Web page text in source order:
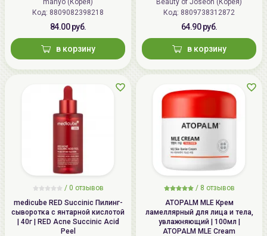
manyo (Корея)
Код: 8809082398218
84.00 руб.
в корзину
Beauty of Joseon (Корея)
Код: 8809738312872
64.90 руб.
в корзину
/ 0 отзывов
medicube RED Succinic Пилинг-
сыворотка с янтарной кислотой
| 40г | RED Acne Succinic Acid
Peel
/ 8 отзывов
ATOPALM MLE Крем
ламеллярный для лица и тела,
увлажняющий | 100мл |
ATOPALM MLE Cream